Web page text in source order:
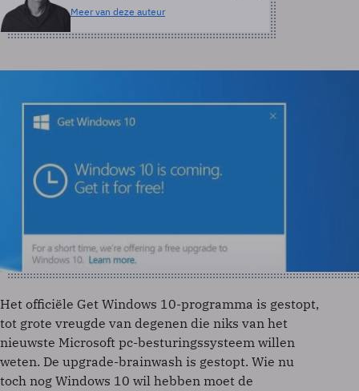
Meer van deze auteur
Het officiële Get Windows 10-programma is gestopt,
tot grote vreugde van degenen die niks van het
nieuwste Microsoft pc-besturingssysteem willen
weten. De upgrade-brainwash is gestopt. Wie nu
toch nog Windows 10 wil hebben moet de